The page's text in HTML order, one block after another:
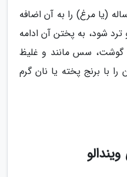
(یا مرغ) را به آن اضافه
شود، به پختن آن ادامه
گوشت، سس مانند و غلیظ
با برنج پخته یا نان گرم